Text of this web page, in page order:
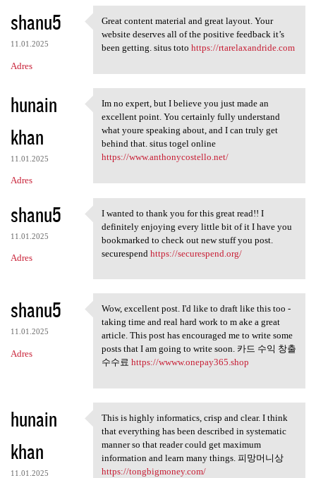
shanu5
11.01.2025
Adres
Great content material and
Great content material and great layout. Your
website deserves all of the positive feedback it’s
been getting. situs toto https://rtarelaxandride.com
hunain
khan
11.01.2025
Adres
Im no expert, but I believe
Im no expert, but I believe you just made an
excellent point. You certainly fully understand
what youre speaking about, and I can truly get
behind that. situs togel online
https://www.anthonycostello.net/
shanu5
11.01.2025
Adres
I wanted to thank you for
I wanted to thank you for this great read!! I
definitely enjoying every little bit of it I have you
bookmarked to check out new stuff you post.
securespend https://securespend.org/
shanu5
11.01.2025
Adres
Wow, excellent post. I'd like
Wow, excellent post. I'd like to draft like this too -
taking time and real hard work to m ake a great
article. This post has encouraged me to write some
posts that I am going to write soon. 카드 수익 창출
수수료 https://wwww.onepay365.shop
hunain
khan
11.01.2025
This is highly informatics,
This is highly informatics, crisp and clear. I think
that everything has been described in systematic
manner so that reader could get maximum
information and learn many things. 피망머니상
https://tongbigmoney.com/